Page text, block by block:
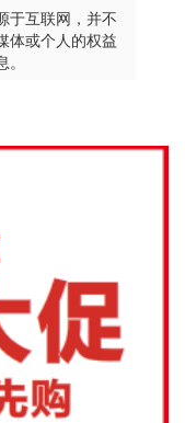
于互联网，并不
体或个人的权益